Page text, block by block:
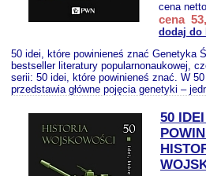
cena
cena
dodaj do
50 idei, które powinieneś znać Genetyka
bestseller literatury popularnonaukowej,
serii: 50 idei, które powinieneś znać. W
przedstawia główne pojęcia genetyki –
50